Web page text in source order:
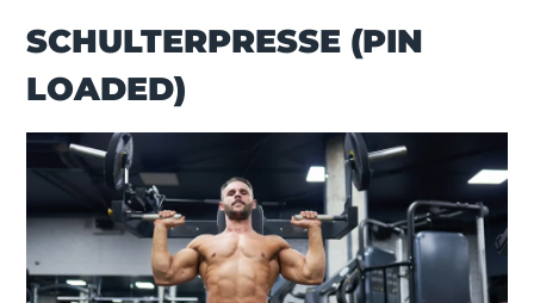
SCHULTERPRESSE (PIN
LOADED)